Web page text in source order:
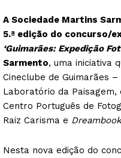
A Sociedade Martins
5.ª edição do concurso/
‘Guimarães: Expedição
Sarmento, uma iniciativa
Cineclube de Guimarães
Laboratório da
Centro Português de
Raiz Carisma e
Nesta nova edição do